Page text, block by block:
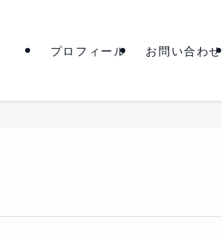
プロフィール お問い合わせ